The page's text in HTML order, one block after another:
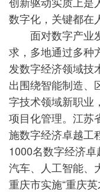
数字化，关键都在
面对数字产业
求，多地通过多种
发数字经济领域技
出围绕智能制造、
字技术领域新职业
项目化管理。江苏
施数字经济卓越工
1000名数字经济
汽车、人工智能、
重庆市实施“重庆